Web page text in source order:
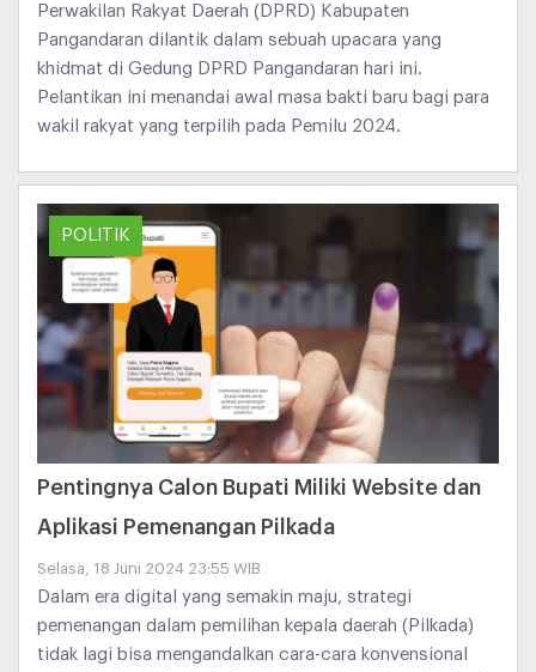
Perwakilan Rakyat Daerah (DPRD) Kabupaten
Pangandaran dilantik dalam sebuah upacara yang
khidmat di Gedung DPRD Pangandaran hari ini.
Pelantikan ini menandai awal masa bakti baru bagi para
wakil rakyat yang terpilih pada Pemilu 2024.
POLITIK
Pentingnya Calon Bupati Miliki Website dan
Aplikasi Pemenangan Pilkada
Selasa, 18 Juni 2024 23:55 WIB
Dalam era digital yang semakin maju, strategi
pemenangan dalam pemilihan kepala daerah (Pilkada)
tidak lagi bisa mengandalkan cara-cara konvensional